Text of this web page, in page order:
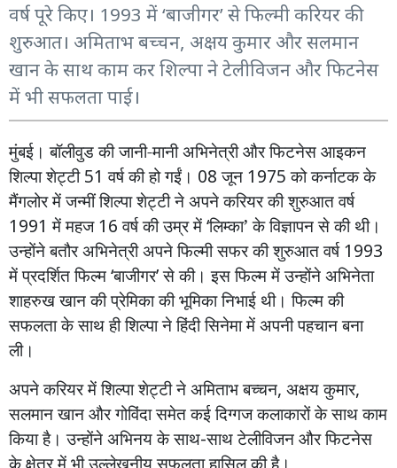
वर्ष पूरे किए। 1993 में ‘बाजीगर’ से फिल्मी करियर की
शुरुआत। अमिताभ बच्चन, अक्षय कुमार और सलमान
खान के साथ काम कर शिल्पा ने टेलीविजन और फिटनेस
में भी सफलता पाई।
मुंबई। बॉलीवुडकीजानी-मानीअभिनेत्रीऔरफिटनेसआइकन
शिल्पाशेट्टी51वर्षकीहोगईं। 08जून 1975कोकर्नाटकके
मैंगलोरमेंजन्मींशिल्पाशेट्टीनेअपनेकरियरकीशुरुआतवर्ष
1991मेंमहज16वर्षकीउम्रमें‘लिम्का’ केविज्ञापनसेकी थी।
उन्होंनेबतौरअभिनेत्रीअपनेफिल्मीसफरकीशुरुआतवर्ष1993
मेंप्रदर्शितफिल्म‘बाजीगर’सेकी। इसफिल्ममेंउन्होंनेअभिनेता
शाहरुखखानकीप्रेमिकाकीभूमिकानिभाई थी। फिल्मकी
सफलताकेसाथहीशिल्पानेहिंदीसिनेमामेंअपनीपहचानबना
ली।
अपनेकरियरमेंशिल्पाशेट्टीनेअमिताभबच्चन, अक्षयकुमार,
सलमानखानऔरगोविंदासमेतकईदिग्गजकलाकारोंकेसाथकाम
कियाहै। उन्होंनेअभिनयकेसाथ-साथटेलीविजनऔरफिटनेस
केक्षेत्रमेंभीउल्लेखनीयसफलताहासिलकीहै।